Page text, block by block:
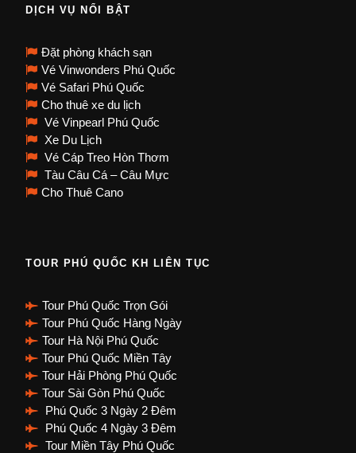
DỊCH VỤ NỔI BẬT
Đặt phòng khách sạn
Vé Vinwonders Phú Quốc
Vé Safari Phú Quốc
Cho thuê xe du lịch
Vé Vinpearl Phú Quốc
Xe Du Lịch
Vé Cáp Treo Hòn Thơm
Tàu Câu Cá – Câu Mực
Cho Thuê Cano
TOUR PHÚ QUỐC KH LIÊN TỤC
Tour Phú Quốc Trọn Gói
Tour Phú Quốc Hàng Ngày
Tour Hà Nội Phú Quốc
Tour Phú Quốc Miền Tây
Tour Hải Phòng Phú Quốc
Tour Sài Gòn Phú Quốc
Phú Quốc 3 Ngày 2 Đêm
Phú Quốc 4 Ngày 3 Đêm
Tour Miền Tây Phú Quốc